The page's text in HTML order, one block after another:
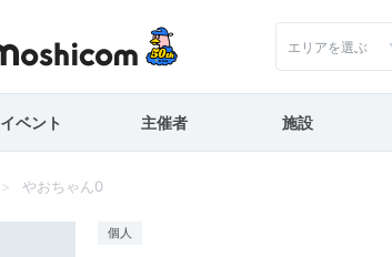
エリアを選ぶ
イベント 主催者 施設
やおちゃん0
個人